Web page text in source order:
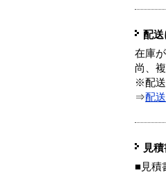
配
在庫
尚、
※配送
⇒配
見
■見積